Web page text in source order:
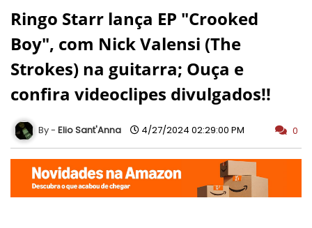
Ringo Starr lança EP "Crooked
Boy", com Nick Valensi (The
Strokes) na guitarra; Ouça e
confira videoclipes divulgados!!
Elio Sant'Anna 4/27/2024 02:29:00 PM 0